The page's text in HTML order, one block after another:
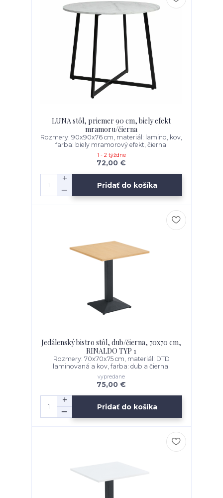
LUNA stôl, priemer 90 cm, biely efekt
mramoru/čierna
Rozmery: 90x90x76 cm, materiál: lamino, kov,
farba: biely mramorový efekt, čierna.
72,00 €
1 - 2 týždne
Pridať do košíka
Jedálenský bistro stôl, dub/čierna, 70x70 cm,
RINALDO TYP 1
Rozmery: 70x70x75 cm, materiál: DTD
laminovaná a kov, farba: dub a čierna.
75,00 €
vypredane
Pridať do košíka